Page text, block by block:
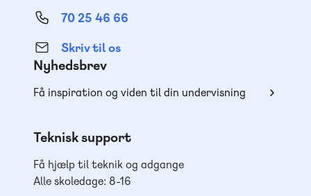
70 25 46 66
Skriv til os
Nyhedsbrev
Få inspiration og viden til din undervisning
Teknisk support
Få hjælp til teknik og adgange
Alle skoledage: 8-16